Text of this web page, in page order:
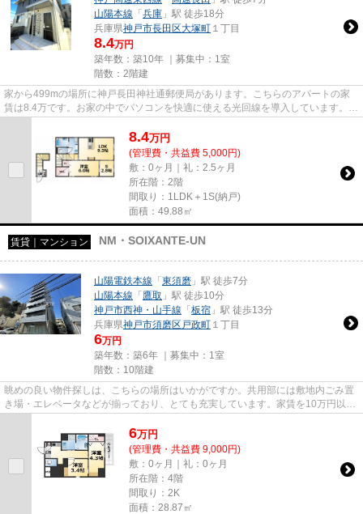
山陽本線 「 兵庫 」駅 徒歩18分
兵庫県神戸市長田区大塚町 １丁目
8.4万円
築年数：築10年 ｜募集中： 1室
階数：2階建
家から499mの場所に神戸長田神社通郵便局があります。こちらのアパートの家
賃は8.4万です。お家の中でパソコンを快適に使える光回線を導入しています。
8.4万円
(管理費・共益費 5,000円)
敷：0ヶ月｜礼：2.5ヶ月
所在階：2階
間取り：1LDK＋1S(納戸)
面積：49.88㎡
賃貸｜マンション NM・SOIXANTE-UN
山陽電鉄本線 「 東須磨 」駅 徒歩7分
山陽本線 「 鷹取 」駅 徒歩10分
神戸市西神・山手線 「 板宿 」駅 徒歩13分
兵庫県神戸市須磨区 戸政町 １丁目
6万円
築年数：築6年 ｜募集中： 1室
階数：10階建
眺めの良い物件探しは、こちらの場所はいかがですか。共用部には敷地内ごみ置
き場・エレベータなどが揃っており、とても充実しています。家賃を10万円以下
6万円
(管理費・共益費 9,000円)
敷：0ヶ月｜礼：0ヶ月
所在階：4階
間取り：2K
面積：28.87㎡